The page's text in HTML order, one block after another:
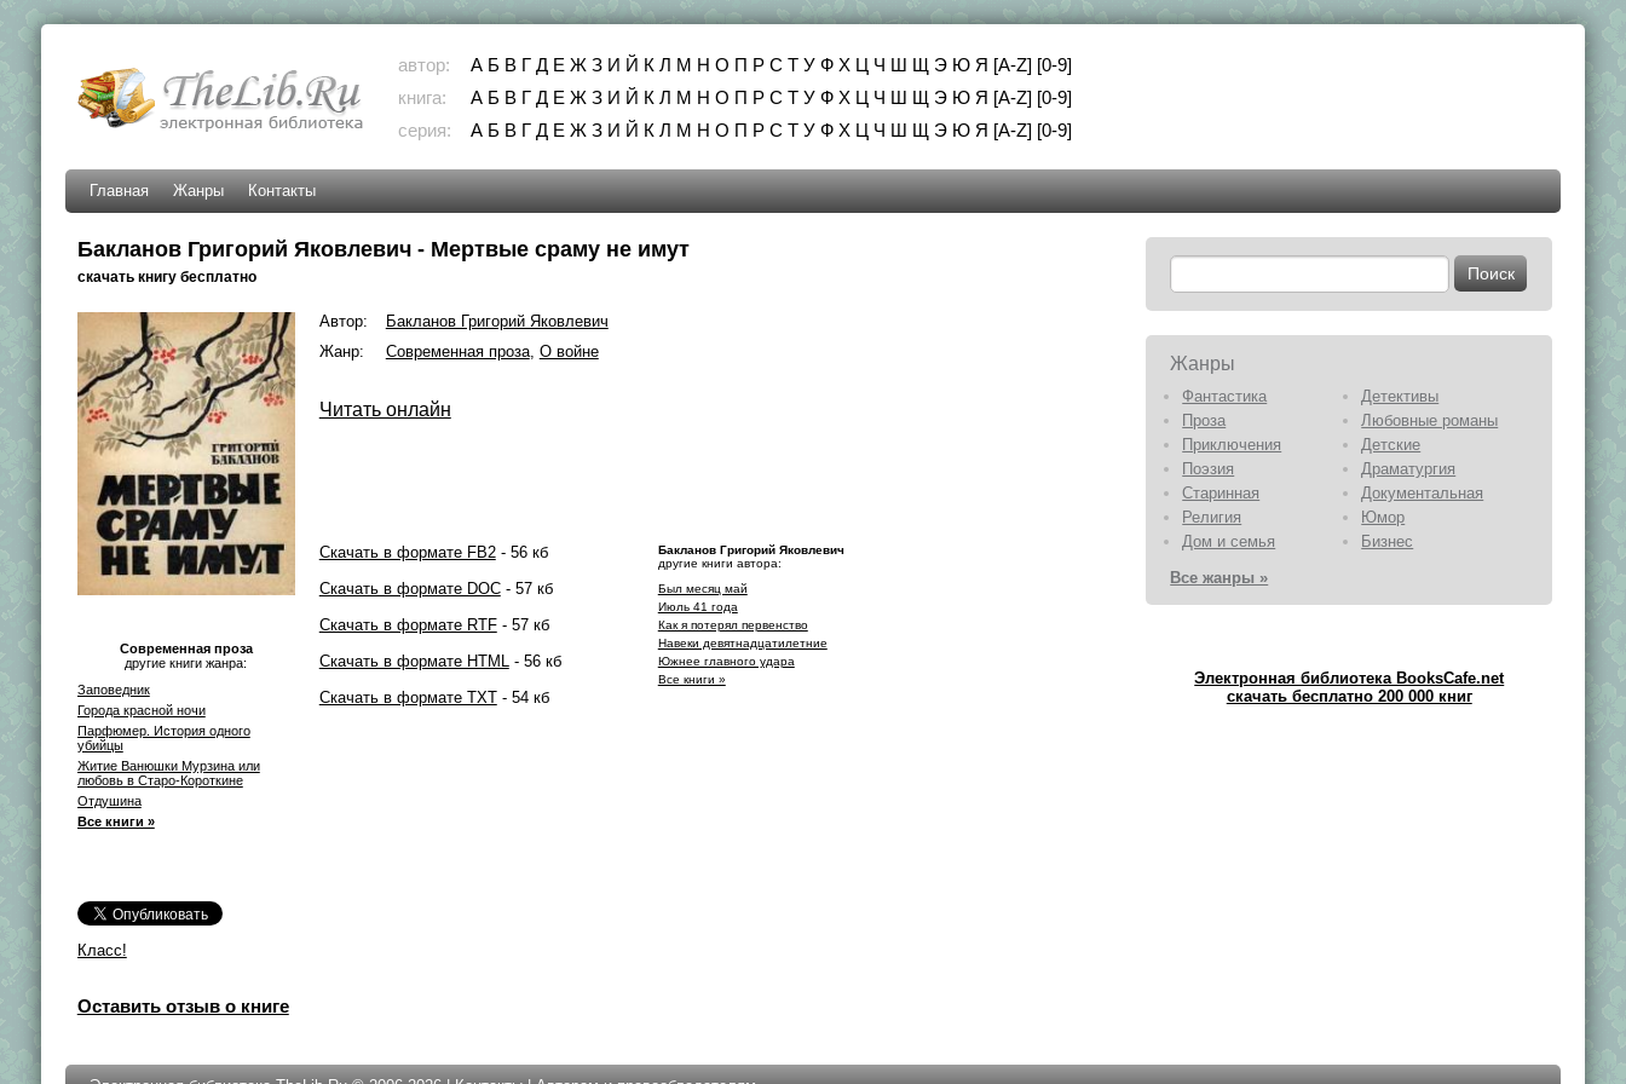
автор: А Б В Г Д Е Ж З И Й К Л М Н О П Р С Т У Ф Х Ц Ч Ш Щ Э Ю Я [A-Z] [0-9]
книга:
А Б В Г Д Е Ж З И Й К Л М Н О П Р С Т У Ф Х Ц Ч Ш Щ Э Ю Я [A-Z] [0-9]
серия:
А Б В Г Д Е Ж З И Й К Л М Н О П Р С Т У Ф Х Ц Ч Ш Щ Э Ю Я [A-Z] [0-9]
Главная Жанры Контакты
Бакланов Григорий Яковлевич - Мертвые сраму не имут
скачать книгу бесплатно
Современная проза
другие книги жанра:
Заповедник
Города красной ночи
Парфюмер. История одного
убийцы
Житие Ванюшки Мурзина или
любовь в Старо-Короткине
Отдушина
Все книги »
Класс!
Автор:
Бакланов Григорий Яковлевич
Жанр:
Современная проза, О войне
Читать онлайн
Скачать в формате FB2- 56 кб
Скачать в формате DOC- 57 кб
Скачать в формате RTF- 57 кб
Скачать в формате HTML- 56 кб
Скачать в формате TXT- 54 кб
Бакланов Григорий Яковлевич
другие книги автора:
Был месяц май
Июль 41 года
Как я потерял первенство
Навеки девятнадцатилетние
Южнее главного удара
Все книги »
Оставить отзыв о книге
Жанры
Фантастика
Детективы
Проза
Любовные романы
Приключения
Детские
Поэзия
Драматургия
Старинная
Документальная
Религия
Юмор
Дом и семья
Бизнес
Все жанры »
Электронная библиотека BooksCafe.net
скачать бесплатно 200 000 книг